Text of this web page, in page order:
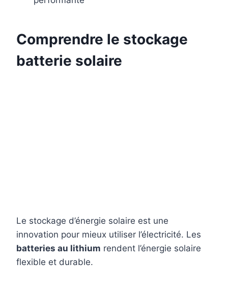
Comprendre le stockage
batterie solaire
Le stockage d’énergie solaire est une
innovation pour mieux utiliser l’électricité. Les
batteries au lithium rendent l’énergie solaire
flexible et durable.